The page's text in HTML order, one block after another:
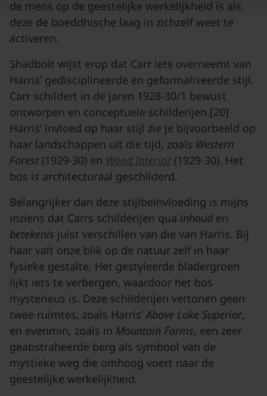
de mens op de geestelijke werkelijkheid is als
deze de boeddhische laag in zichzelf weet te
activeren.
Shadbolt wijst erop dat Carr iets overneemt van
Harris’ gedisciplineerde en geformaliseerde stijl.
Carr schildert in de jaren 1928-30/1 bewust
ontworpen en conceptuele schilderijen.[20]
Harris’ invloed op haar stijl zie je bijvoorbeeld op
haar landschappen uit die tijd, zoals Western
Forest (1929-30) en Wood Interior (1929-30). Het
bos is architecturaal geschilderd.
Belangrijker dan deze stijlbeïnvloeding is mijns
inziens dat Carrs schilderijen qua inhouden
betekenis juist verschillen van die van Harris. Bij
haar valt onze blik op de natuur zelf in haar
fysieke gestalte. Het gestyleerde bladergroen
lijkt iets te verbergen, waardoor het bos
mysterieus is. Deze schilderijen vertonen geen
twee ruimtes, zoals Harris’Above Lake Superior,
en evenmin, zoals in Mountain Forms, een zeer
geabstraheerde berg als symbool van de
mystieke weg die omhoog voert naar de
geestelijke werkelijkheid.